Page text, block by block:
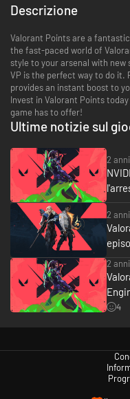
Descrizione
Valorant Points are a
the fast-paced world of
style to your arsenal with
VP is the perfect way to do it.
provides an instant boost to
Invest in Valorant Points
game has to offer!
Ultime notizie sul
2
2
2
4